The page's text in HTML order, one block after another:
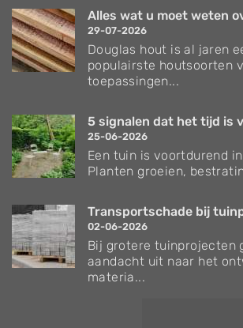
Alles wat u moet weten
29-07-2026
Douglas hout is al jaren
populairste houtsoorten
toepassingen...
5 signalen dat het tijd is
25-06-2026
Een tuin is voortdurend
Planten groeien,
Transportschade bij
02-06-2026
Bij grotere tuinprojecten
aandacht uit naar het
materia...